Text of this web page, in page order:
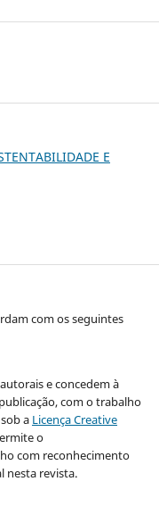
E
com os seguintes
e concedem à
com o trabalho
a Licença Creative
o
com reconhecimento
nesta revista.